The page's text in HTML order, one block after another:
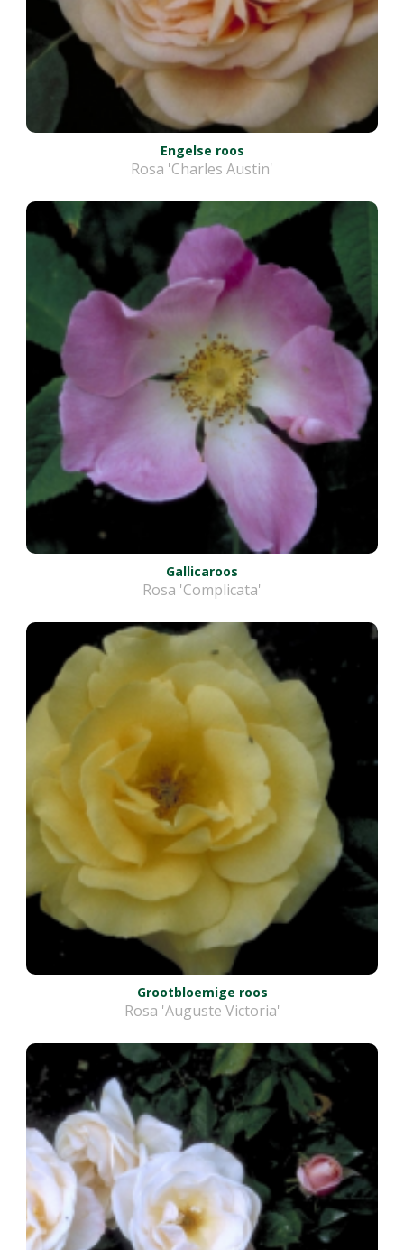
Engelse roos
Rosa 'Charles Austin'
Gallicaroos
Rosa 'Complicata'
Grootbloemige roos
Rosa 'Auguste Victoria'